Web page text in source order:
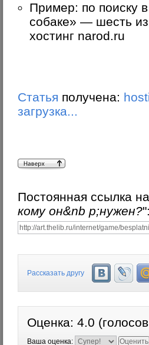
Пример: по поиску
собаке» — шесть
хостинг narod.ru
Статья получена:
загрузка...
Постоянная ссылка
кому он&nb p;нужен?":
Рассказать другу
Оценка: 4.0
Ваша оценка: